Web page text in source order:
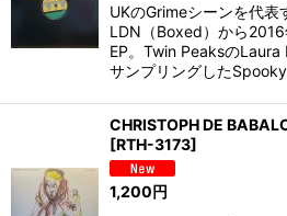
UKのGrimeシーンを代表
LDN（Boxed）から
EP。Twin PeaksのLaura
サンプリングした
CHRISTOPH DE
[RTH-3173]
1,200 円